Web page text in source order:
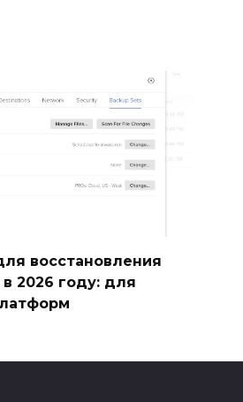
восстановления
2026 году: для